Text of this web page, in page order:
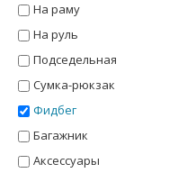
На раму
На руль
Подседельная
Сумка-рюкзак
Фидбег
Багажник
Аксессуары